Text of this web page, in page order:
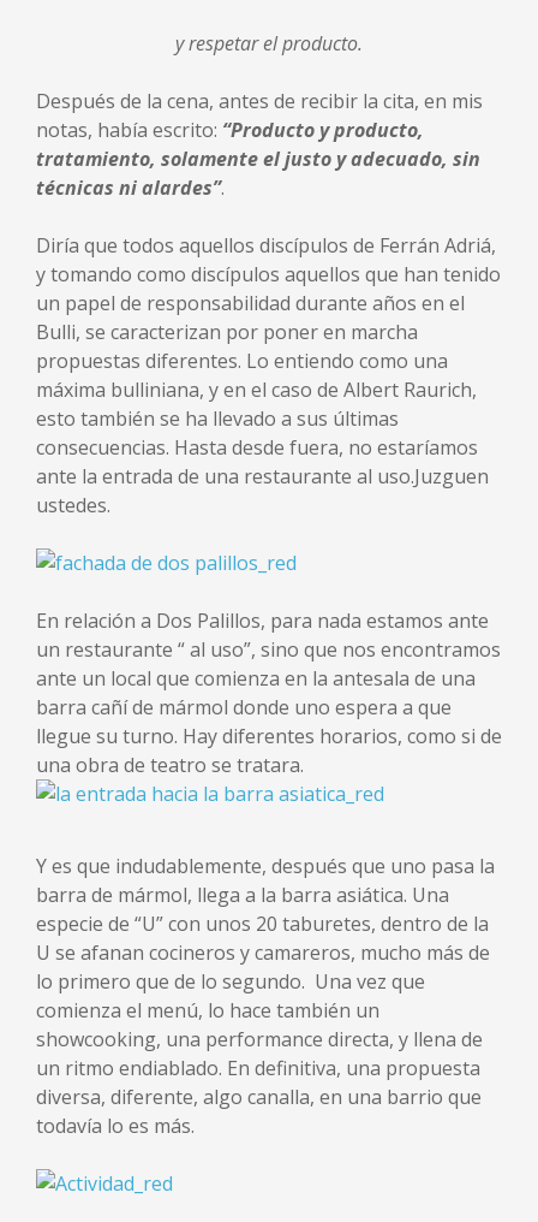
y respetar el producto.
Después de la cena, antes de recibir la cita, en mis
notas, había escrito: “Producto y producto,
tratamiento, solamente el justo y adecuado, sin
técnicas ni alardes”.
Diría que todos aquellos discípulos de Ferrán Adriá,
y tomando como discípulos aquellos que han tenido
un papel de responsabilidad durante años en el
Bulli, se caracterizan por poner en marcha
propuestas diferentes. Lo entiendo como una
máxima bulliniana, y en el caso de Albert Raurich,
esto también se ha llevado a sus últimas
consecuencias. Hasta desde fuera, no estaríamos
ante la entrada de una restaurante al uso.Juzguen
ustedes.
En relación a Dos Palillos, para nada estamos ante
un restaurante “ al uso”, sino que nos encontramos
ante un local que comienza en la antesala de una
barra cañí de mármol donde uno espera a que
llegue su turno. Hay diferentes horarios, como si de
una obra de teatro se tratara.
Y es que indudablemente, después que uno pasa la
barra de mármol, llega a la barra asiática. Una
especie de “U” con unos 20 taburetes, dentro de la
U se afanan cocineros y camareros, mucho más de
lo primero que de lo segundo. Una vez que
comienza el menú, lo hace también un
showcooking, una performance directa, y llena de
un ritmo endiablado. En definitiva, una propuesta
diversa, diferente, algo canalla, en una barrio que
todavía lo es más.